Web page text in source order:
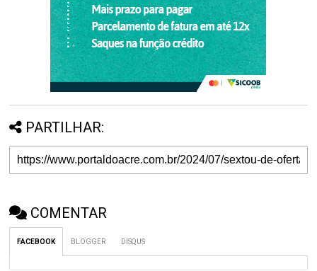
PARTILHAR:
COMENTAR
FACEBOOK BLOGGER DISQUS